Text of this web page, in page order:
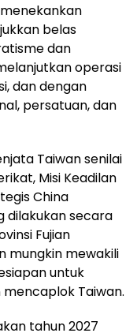
belas
dan
operasi
dan dengan
persatuan, dan
Taiwan senilai
Misi Keadilan
China
dilakukan secara
Fujian
mungkin mewakili
untuk
Taiwan.
tahun 2027